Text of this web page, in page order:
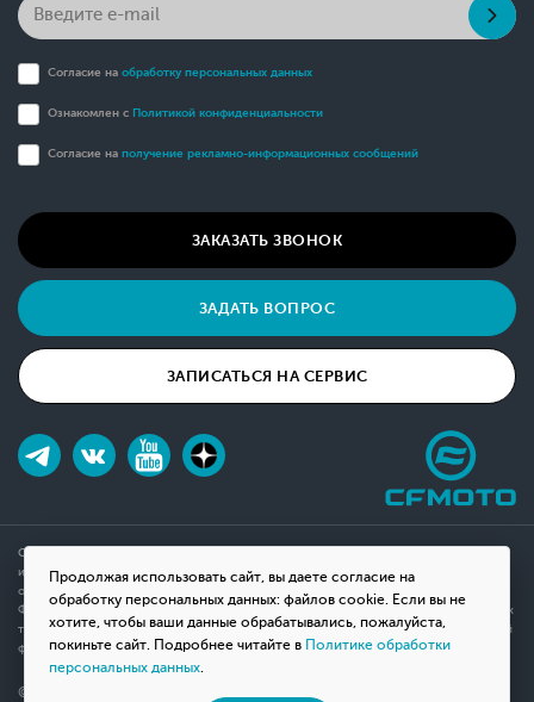
Продолжая использовать сайт, вы даете согласие на
обработку персональных данных: файлов cookie. Если вы не
хотите, чтобы ваши данные обрабатывались, пожалуйста,
покиньте сайт. Подробнее читайте в Политике обработки
персональных данных.
Согласие на обработку персональных данных
Ознакомлен с Политикой конфиденциальности
Согласие на получение рекламно-информационных сообщений
ЗАКАЗАТЬ ЗВОНОК
ЗАДАТЬ ВОПРОС
ЗАПИСАТЬСЯ НА СЕРВИС
Обращаем ваше внимание на то, что данный интернет-сайт носит исключительно
информационный характер и ни при каких условиях не является публичной офертой,
определяемой положениями Статьи 437(2) Гражданского кодекса Российской
Федерации. Для получения подробной информации о наличии и стоимости указанных
товаров, пожалуйста, обращайтесь к менеджерам компании с помощью специальной
формы связи на сайте или по телефону.
© 2026 Мотосалон «ВНЕ ДОРОГ»